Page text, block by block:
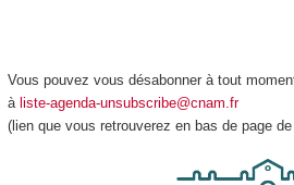
Vous pouvez vous désabonner à tout
à liste-agenda-unsubscribe@cnam.fr
(lien que vous retrouverez en bas de page